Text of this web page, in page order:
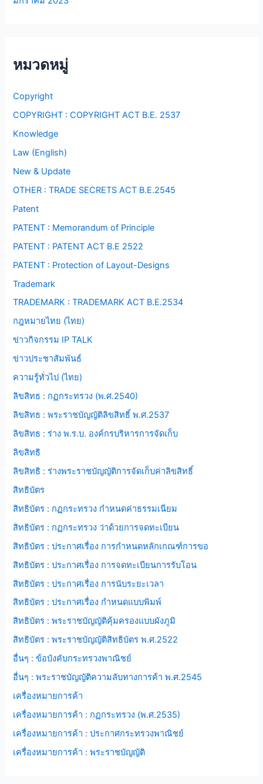
หมวดหมู่
Copyright
COPYRIGHT : COPYRIGHT ACT B.E. 2537
Knowledge
Law (English)
New & Update
OTHER : TRADE SECRETS ACT B.E.2545
Patent
PATENT : Memorandum of Principle
PATENT : PATENT ACT B.E 2522
PATENT : Protection of Layout-Designs
Trademark
TRADEMARK : TRADEMARK ACT B.E.2534
กฎหมายไทย (ไทย)
ข่าวกิจกรรม IP TALK
ข่าวประชาสัมพันธ์
ความรู้ทั่วไป (ไทย)
ลิขสิทธ : กฏกระทรวง (พ.ศ.2540)
ลิขสิทธ : พระราชบัญญัติลิขสิทธิ์ พ.ศ.2537
ลิขสิทธ : ร่าง พ.ร.บ. องค์กรบริหารการจัดเก็บ
ลิขสิทธิ
ลิขสิทธิ : ร่างพระราชบัญญัติการจัดเก็บค่าลิขสิทธิ์
สิทธิบัตร
สิทธิบัตร : กฏกระทรวง กำหนดค่าธรรมเนียม
สิทธิบัตร : กฏกระทรวง ว่าด้วยการจดทะเบียน
สิทธิบัตร : ประกาศเรื่อง การกำหนดหลักเกณฑ์การขอ
สิทธิบัตร : ประกาศเรื่อง การจดทะเบียนการรับโอน
สิทธิบัตร : ประกาศเรื่อง การนับระยะเวลา
สิทธิบัตร : ประกาศเรื่อง กำหนดแบบพิมพ์
สิทธิบัตร : พระราชบัญญัติคุ้มครองแบบผังภูมิ
สิทธิบัตร : พระราชบัญญัติสิทธิบัตร พ.ศ.2522
อื่นๆ : ข้อบังคับกระทรวงพาณิชย์
อื่นๆ : พระราชบัญญัติความลับทางการค้า พ.ศ.2545
เครื่องหมายการค้า
เครื่องหมายการค้า : กฏกระทรวง (พ.ศ.2535)
เครื่องหมายการค้า : ประกาศกระทรวงพาณิชย์
เครื่องหมายการค้า : พระราชบัญญัติ